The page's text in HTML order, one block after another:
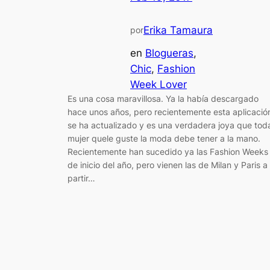
porErika Tamaura
en Blogueras
Chic, Fashion
Week Lover
Es una cosa maravillosa. Ya la había descargado
hace unos años, pero recientemente esta
se ha actualizado y es una verdadera joya que
mujer quele guste la moda debe tener a la mano.
Recientemente han sucedido ya las Fashion Weeks
de inicio del año, pero vienen las de Milan y Paris a
partir…